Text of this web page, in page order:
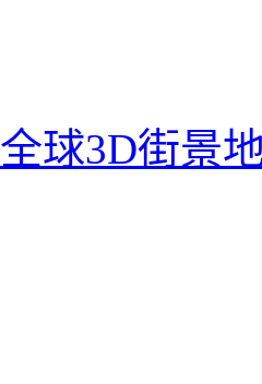
全球3D街景